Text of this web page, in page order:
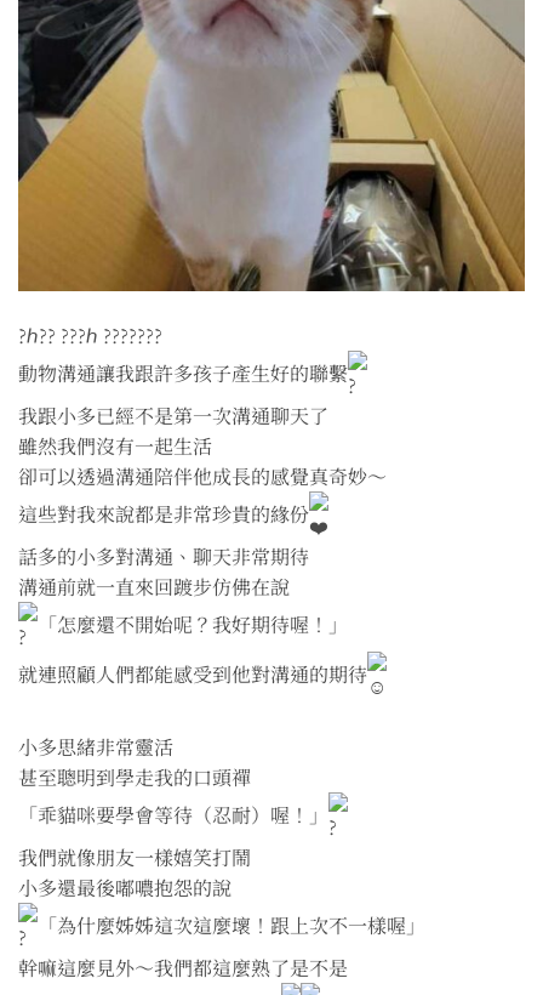
?ℎ?? ???ℎ ???????
動物溝通讓我跟許多孩子產生好的聯繫
我跟小多已經不是第一次溝通聊天了
雖然我們沒有一起生活
卻可以透過溝通陪伴他成長的感覺真奇妙～
這些對我來說都是非常珍貴的緣份
話多的小多對溝通、聊天非常期待
溝通前就一直來回踱步仿佛在說
「怎麼還不開始呢？我好期待喔！」
就連照顧人們都能感受到他對溝通的期待
小多思緒非常靈活
甚至聰明到學走我的口頭禪
「乖貓咪要學會等待（忍耐）喔！」
我們就像朋友一樣嬉笑打鬧
小多還最後嘟噥抱怨的說
「為什麼姊姊這次這麼壞！跟上次不一樣喔」
幹嘛這麼見外～我們都這麼熟了是不是